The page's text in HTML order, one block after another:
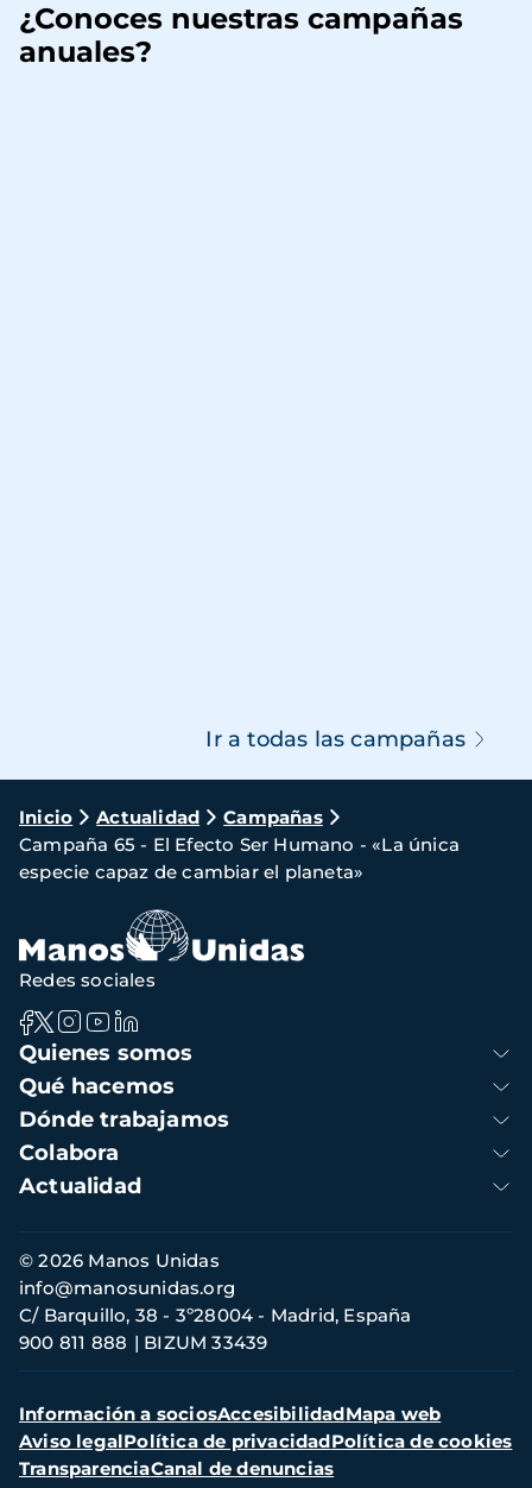
¿Conoces nuestras campañas
anuales?
Ir a todas las campañas
Ruta
de
navegación
Inicio Actualidad
Campañas
Campaña 65 - El Efecto Ser Humano - «La única
especie capaz de cambiar el planeta»
Navegación
principal
Quienes somos
Qué hacemos
Dónde trabajamos
Colabora
Actualidad
Redes sociales
Información
de
contacto
© 2026 Manos Unidas
C/ Barquillo, 38 - 3º28004 - Madrid, España
900 811 888
BIZUM 33439
info@manosunidas.org
Menú
secundario
Información a sociosAccesibilidadMapa web
Aviso legalPolítica de privacidadPolítica de cookies
TransparenciaCanal de denuncias